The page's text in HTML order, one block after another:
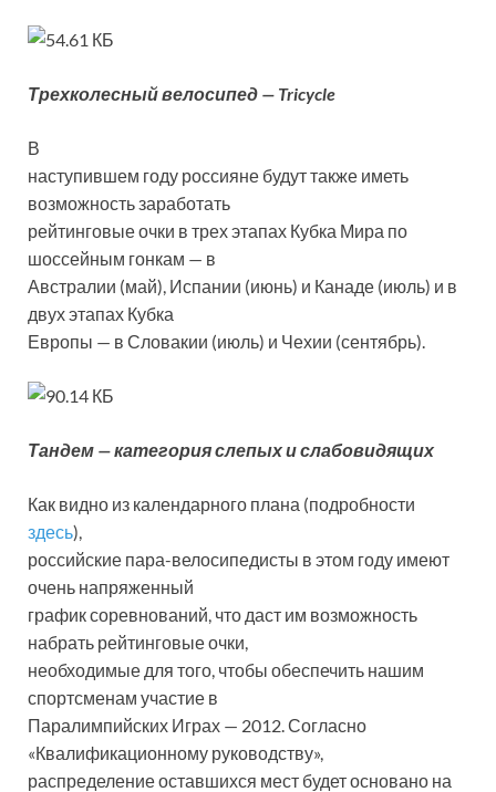
Трехколесный велосипед — Tricycle
В
наступившем году россияне будут также иметь
возможность заработать
рейтинговые очки в трех этапах Кубка Мира по
шоссейным гонкам — в
Австралии (май), Испании (июнь) и Канаде (июль) и в
двух этапах Кубка
Европы — в Словакии (июль) и Чехии (сентябрь).
Тандем — категория слепых и слабовидящих
Как видно из календарного плана (подробности
здесь),
российские пара-велосипедисты в этом году имеют
очень напряженный
график соревнований, что даст им возможность
набрать рейтинговые очки,
необходимые для того, чтобы обеспечить нашим
спортсменам участие в
Паралимпийских Играх — 2012. Согласно
«Квалификационному руководству»,
распределение оставшихся мест будет основано на